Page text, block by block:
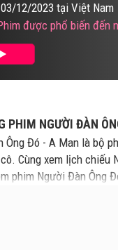
PHIM NGƯỜI ĐÀN
Ông Đó - A Man là bộ
Cùng xem lịch chiếu
phim Người Đàn Ông
con trai chia sẻ cuộc
một phát hiện đáng
12/2023 tại Việt Nam
được phổ biến đến